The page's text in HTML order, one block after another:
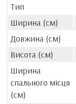
Тип
Ширина (см)
Довжина (см)
Висота (см)
Ширина
спального місця
(см)